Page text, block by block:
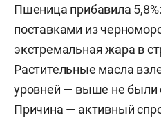
Пшеница прибавила
поставками из
экстремальная жара в
Растительные масла
уровней — выше не были
Причина — активный